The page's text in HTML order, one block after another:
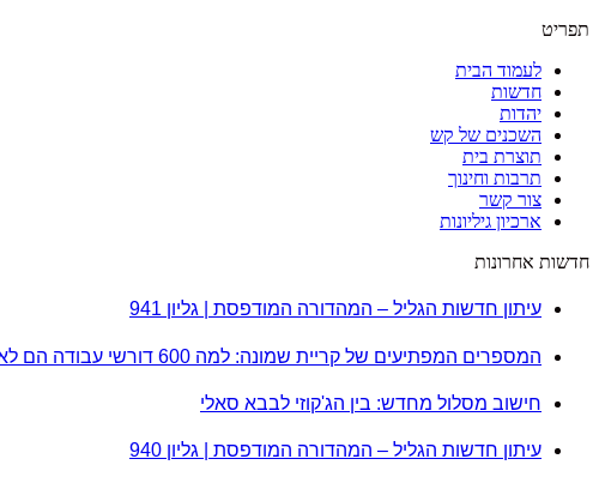
תפריט
לעמוד הבית
חדשות
יהדות
השכנים של קש
תוצרת בית
תרבות וחינוך
צור קשר
ארכיון גיליונות
חדשות אחרונות
עיתון חדשות הגליל – המהדורה המודפסת | גליון 941
המספרים המפתיעים של קריית שמונה: למה 600 דורשי עבודה הם לא מה שחשבתם?
חישוב מסלול מחדש: בין הג'קוזי לבבא סאלי
עיתון חדשות הגליל – המהדורה המודפסת | גליון 940